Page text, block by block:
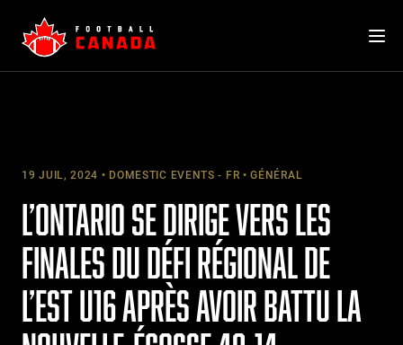
content
19 JUIL, 2024 DOMESTIC EVENTS - FR GÉNÉRAL
L’ONTARIO SE DIRIGE VERS LES
FINALES DU DÉFI RÉGIONAL DE
L’EST U16 APRÈS AVOIR BATTU LA